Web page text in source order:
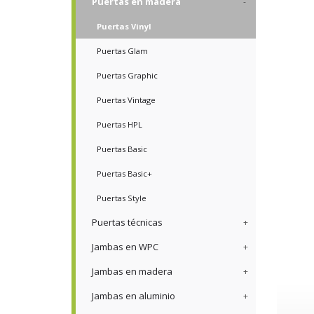
Puertas Vinyl
Puertas Glam
Puertas Graphic
Puertas Vintage
Puertas HPL
Puertas Basic
Puertas Basic+
Puertas Style
Puertas técnicas
Jambas en WPC
Jambas en madera
Jambas en aluminio